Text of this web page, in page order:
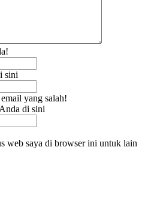
sini
yang salah!
di sini
web saya di browser ini untuk lain